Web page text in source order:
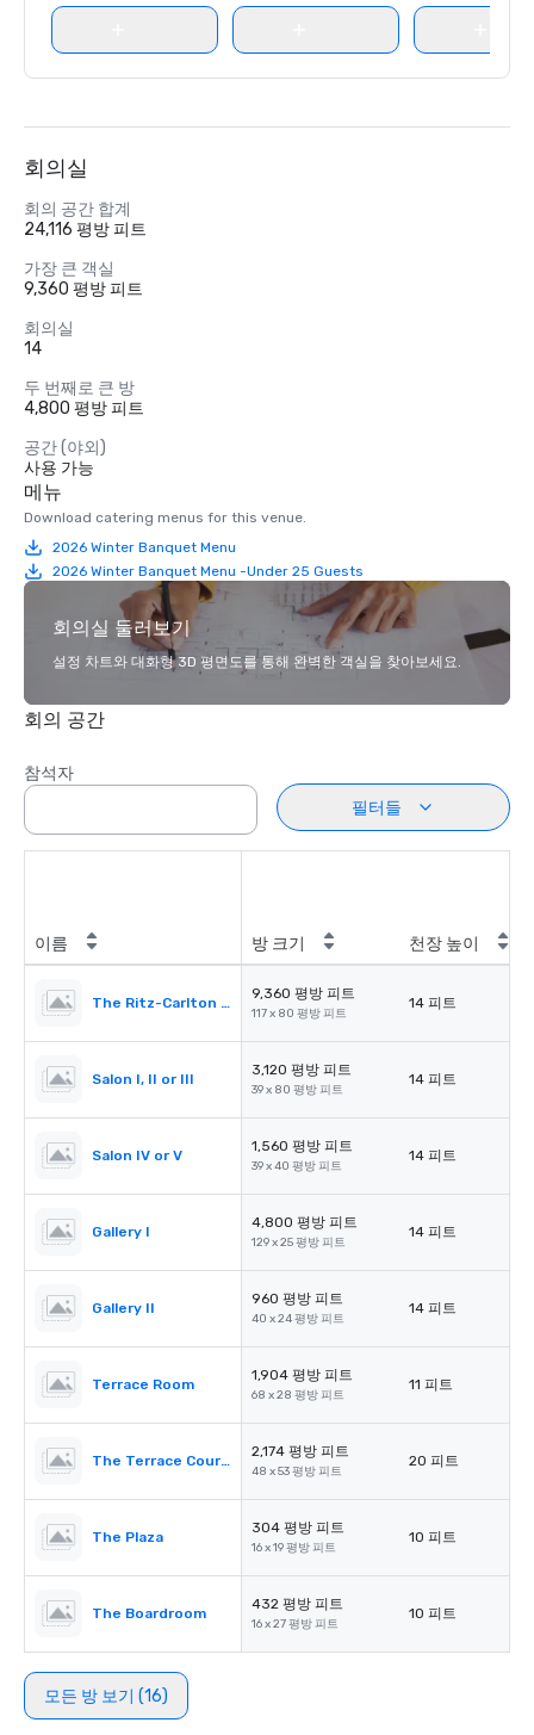
회의실
회의 공간 합계
24,116 평방 피트
가장 큰 객실
9,360 평방 피트
회의실
14
두 번째로 큰 방
4,800 평방 피트
공간 (야외)
사용 가능
메뉴
Download catering menus for this venue.
2026 Winter Banquet Menu
2026 Winter Banquet Menu -Under 25 Guests
회의실 둘러보기
설정 차트와 대화형 3D 평면도를 통해 완벽한 객실을 찾아보세요.
회의 공간
참석자
필터들
이름 방 크기 천장 높이
The Ritz-Carlton Ballroom
9,360 평방 피트
117 x 80 평방 피트
14 피트
Salon I, II or III
3,120 평방 피트
39 x 80 평방 피트
14 피트
Salon IV or V
1,560 평방 피트
39 x 40 평방 피트
14 피트
Gallery I
4,800 평방 피트
129 x 25 평방 피트
14 피트
Gallery II
960 평방 피트
40 x 24 평방 피트
14 피트
Terrace Room
1,904 평방 피트
68 x 28 평방 피트
11 피트
The Terrace Courtyard/Tent
2,174 평방 피트
48 x 53 평방 피트
20 피트
The Plaza
304 평방 피트
16 x 19 평방 피트
10 피트
The Boardroom
432 평방 피트
16 x 27 평방 피트
10 피트
모든 방 보기 (16)